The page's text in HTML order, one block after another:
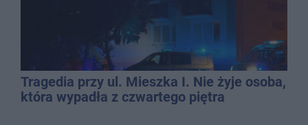
Tragedia przy ul. Mieszka I. Nie żyje osoba,
która wypadła z czwartego piętra